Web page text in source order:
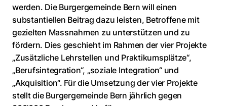
werden. Die Burgergemeinde Bern will einen
substantiellen Beitrag dazu leisten, Betroffene mit
gezielten Massnahmen zu unterstützen und zu
fördern. Dies geschieht im Rahmen der vier Projekte
„Zusätzliche Lehrstellen und Praktikumsplätze“,
„Berufsintegration“, „soziale Integration“ und
„Akquisition“. Für die Umsetzung der vier Projekte
stellt die Burgergemeinde Bern jährlich gegen